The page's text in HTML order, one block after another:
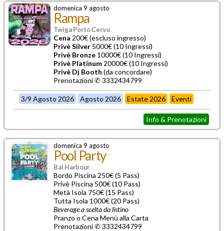
domenica 9 agosto
Rampa
Twiga Porto Cervo
Cena 200€ (escluso ingresso)
Privè Silver 5000€ (10 Ingressi)
Privè Bronze 10000€ (10 Ingressi)
Privè Platinum 20000€ (10 Ingressi)
Privè Dj Booth (da concordare)
Prenotazioni ✆ 3332434799
3/9 Agosto 2026 Agosto 2026 Estate 2026 Eventi
Info & Prenotazioni
domenica 9 agosto
Pool Party
Bal Harbour
Bordo Piscina 250€ (5 Pass)
Privè Piscina 500€ (10 Pass)
Metà Isola 750€ (15 Pass)
Tutta Isola 1000€ (20 Pass)
Beverage a scelta da listino
Pranzo o Cena Menù alla Carta
Prenotazioni ✆ 3332434799